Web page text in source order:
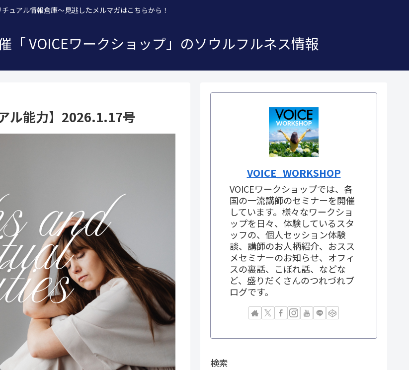
チュアル情報倉庫～見逃したメルマガはこちらから！
「 VOICEワークショップ」のソウルフルネス情報
ル能力】2026.1.17号
VOICE_WORKSHOP
VOICEワークショップでは、各
国の一流講師のセミナーを開催
しています。様々なワークショ
ップを日々、体験しているスタ
ッフの、個人セッション体験
談、講師のお人柄紹介、おスス
メセミナーのお知らせ、オフィ
スの裏話、こぼれ話、などな
ど、盛りだくさんのつれづれブ
ログです。
検索